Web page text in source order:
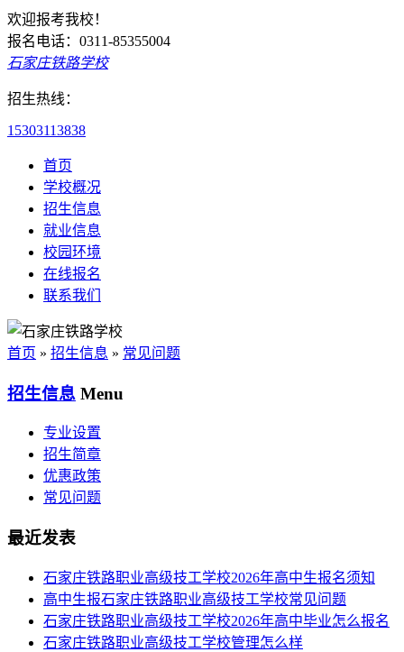
欢迎报考我校！
报名电话：0311-85355004
石家庄铁路学校
招生热线：
15303113838
首页
学校概况
招生信息
就业信息
校园环境
在线报名
联系我们
首页 » 招生信息 » 常见问题
招生信息 Menu
专业设置
招生简章
优惠政策
常见问题
最近发表
​石家庄铁路职业高级技工学校2026年高中生报名须知
高中生报石家庄铁路职业高级技工学校常见问题
石家庄铁路职业高级技工学校2026年高中毕业怎么报名
石家庄铁路职业高级技工学校管理怎么样